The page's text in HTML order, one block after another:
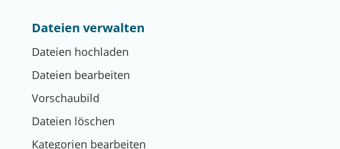
Dateien verwalten
Dateien hochladen
Dateien bearbeiten
Vorschaubild
Dateien löschen
Kategorien bearbeiten